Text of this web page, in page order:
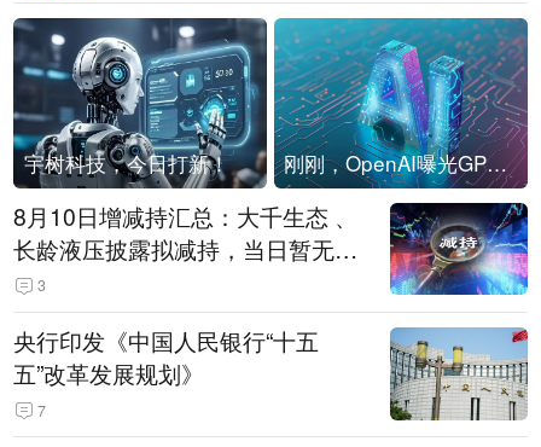
宇树科技，今日打新！ 刚刚，OpenAI曝光GPT-6！传10万亿参数，8月强行发布
8月10日增减持汇总：大千生态 、
长龄液压披露拟减持，当日暂无A
股增持（表）
3
央行印发《中国人民银行“十五
五”改革发展规划》
7